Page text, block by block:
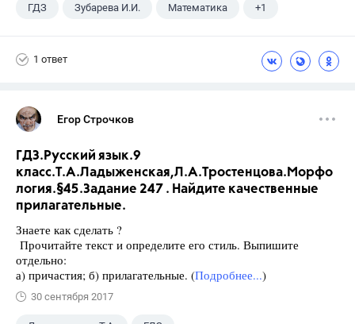
ГДЗ Зубарева И.И. Математика +1
1 ответ
Егор Строчков
ГДЗ.Русский язык.9
класс.Т.А.Ладыженская,Л.А.Тростенцова.Морфо
логия.§45.Задание 247 . Найдите качественные
прилагательные.
Знаете как сделать ?
Прочитайте текст и определите его стиль. Выпишите
отдельно:
а) причастия; б) прилагательные. (Подробнее...)
30 сентября 2017